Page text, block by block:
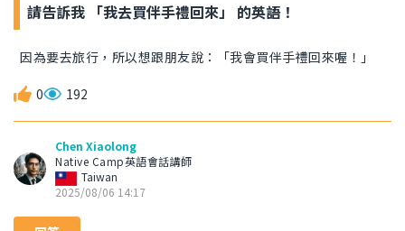
請告訴我 「我去買伴手禮回來」 的英語！
因為要去旅行，所以想跟朋友說：「我會買伴手禮回來喔！」
0 192
Chen Xiaolong
Native Camp英語會話講師
Taiwan
2025/08/06 14:17